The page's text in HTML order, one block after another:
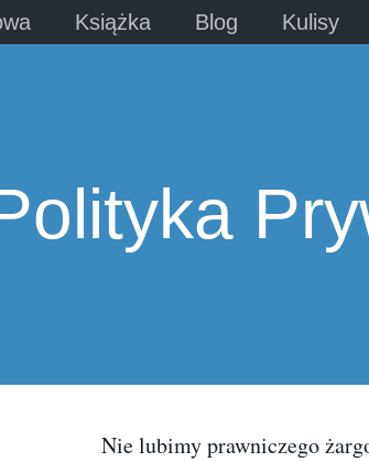
Książka Blog Kulisy
Nie lubimy prawniczego